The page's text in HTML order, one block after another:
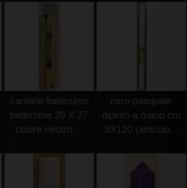
candele battesimo
betlemme 20 X 27
colore neutro ...
cero pasquale
dipinto a mano cm
8X120 (articolo...